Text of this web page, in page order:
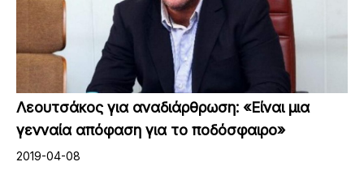
Λεουτσάκος για αναδιάρθρωση: «Είναι μια
γενναία απόφαση για το ποδόσφαιρο»
2019-04-08